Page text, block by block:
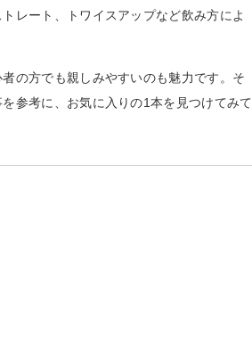
レート、トワイスアップなど飲み方によ
の方でも親しみやすいのも魅力です。そ
参考に、お気に入りの1本を見つけてみて